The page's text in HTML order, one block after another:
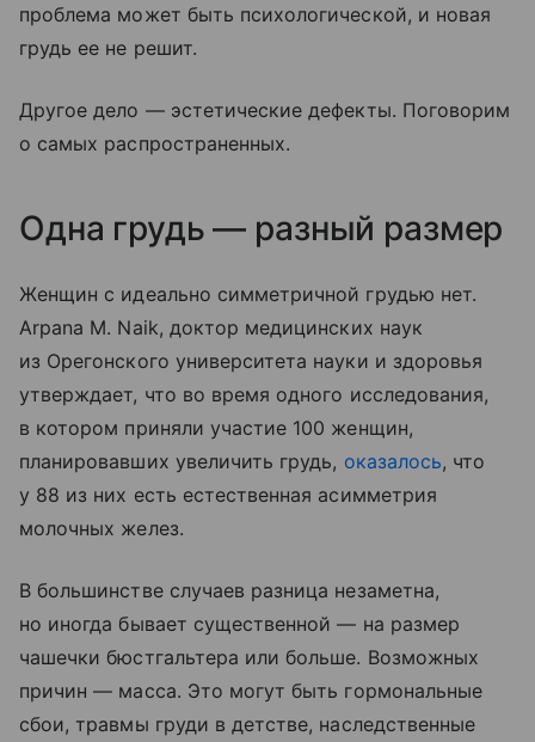
проблема может быть психологической, и новая
грудь ее не решит.
Другое дело — эстетические дефекты. Поговорим
о самых распространенных.
Одна грудь — разный размер
Женщин с идеально симметричной грудью нет.
Arpana M. Naik, доктор медицинских наук
из Орегонского университета науки и здоровья
утверждает, что во время одного исследования,
в котором приняли участие 100 женщин,
планировавших увеличить грудь, оказалось, что
у 88 из них есть естественная асимметрия
молочных желез.
В большинстве случаев разница незаметна,
но иногда бывает существенной — на размер
чашечки бюстгальтера или больше. Возможных
причин — масса. Это могут быть гормональные
сбои, травмы груди в детстве, наследственные